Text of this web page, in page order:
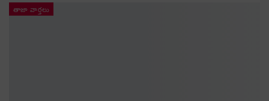
తాజా వార్తలు